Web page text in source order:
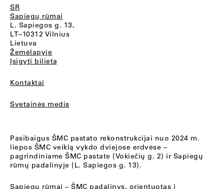
SR
Sapiegų rūmai
L. Sapiegos g. 13,
LT–10312 Vilnius
Lietuva
Žemėlapyje
Įsigyti bilietą
Kontaktai
Svetainės medis
Pasibaigus ŠMC pastato rekonstrukcijai nuo 2024 m.
liepos ŠMC veiklą vykdo dviejose erdvėse –
pagrindiniame ŠMC pastate (Vokiečių g. 2) ir Sapiegų
rūmų padalinyje (L. Sapiegos g. 13).
Sapiegų rūmai – ŠMC padalinys, orientuotas į